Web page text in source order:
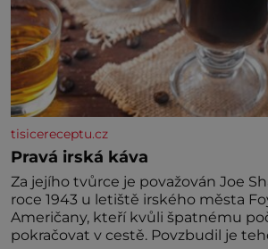
tisicereceptu.cz
Pravá irská káva
Za jejího tvůrce je považován Joe
roce 1943 u letiště irského města
Američany, kteří kvůli špatnému
pokračovat v cestě.